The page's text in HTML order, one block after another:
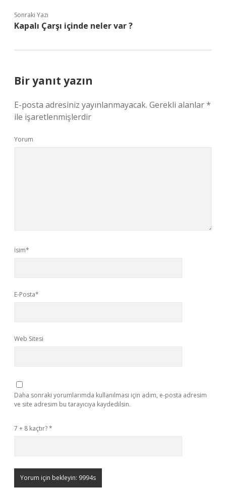
Sonraki Yazı
Kapalı Çarşı içinde neler var ?
Bir yanıt yazın
E-posta adresiniz yayınlanmayacak. Gerekli alanlar*
ile işaretlenmişlerdir
Yorum
İsim*
E-Posta*
Web Sitesi
Daha sonraki yorumlarımda kullanılması için adım, e-posta adresim
ve site adresim bu tarayıcıya kaydedilsin.
7 + 8 kaçtır?*